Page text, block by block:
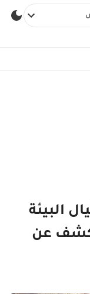
البيئة
تكشف عن